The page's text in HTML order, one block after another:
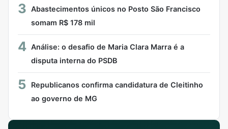
3 Abastecimentos únicos no Posto São Francisco
somam R$ 178 mil
4 Análise: o desafio de Maria Clara Marra é a
disputa interna do PSDB
5
Republicanos confirma candidatura de Cleitinho
ao governo de MG